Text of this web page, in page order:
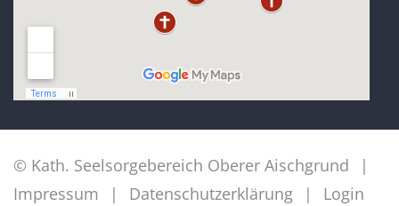
© Kath. Seelsorgebereich Oberer Aischgrund
Impressum
Datenschutzerklärung Login